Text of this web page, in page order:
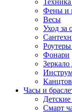
Фены и
Весы
Уход за
Роутеры
Фонари
Часы и
Смарт